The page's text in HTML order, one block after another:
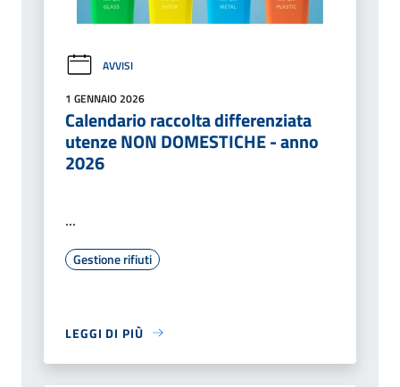
AVVISI
1 GENNAIO 2026
Calendario raccolta differenziata
utenze NON DOMESTICHE - anno
2026
...
Gestione rifiuti
LEGGI DI PIÙ